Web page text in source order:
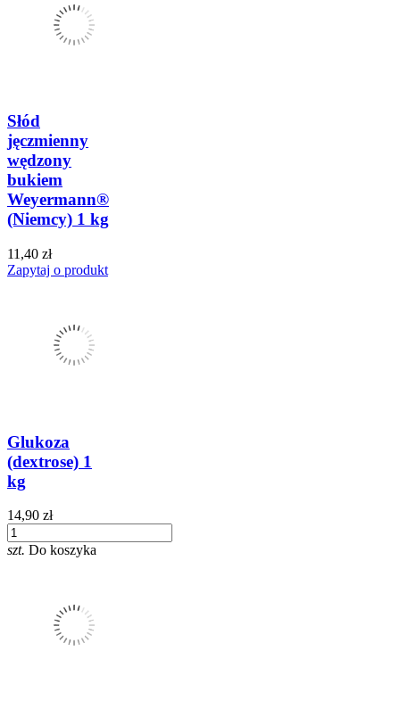
Słód
jęczmienny
wędzony
bukiem
Weyermann®
(Niemcy) 1 kg
11,40 zł
Zapytaj o produkt
Glukoza
(dextrose) 1
kg
14,90 zł
szt. Do koszyka